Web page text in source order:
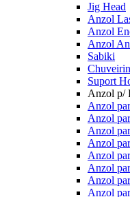
Jig Head
Anzol
Anzol
Anzol
Sabiki
Suport
Anzol p/
Anzol
Anzol
Anzol
Anzol
Anzol
Anzol
Anzol
Anzol